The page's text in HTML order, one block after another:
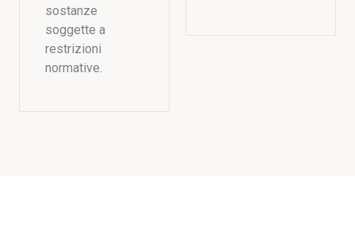
sostanze
soggette a
restrizioni
normative.